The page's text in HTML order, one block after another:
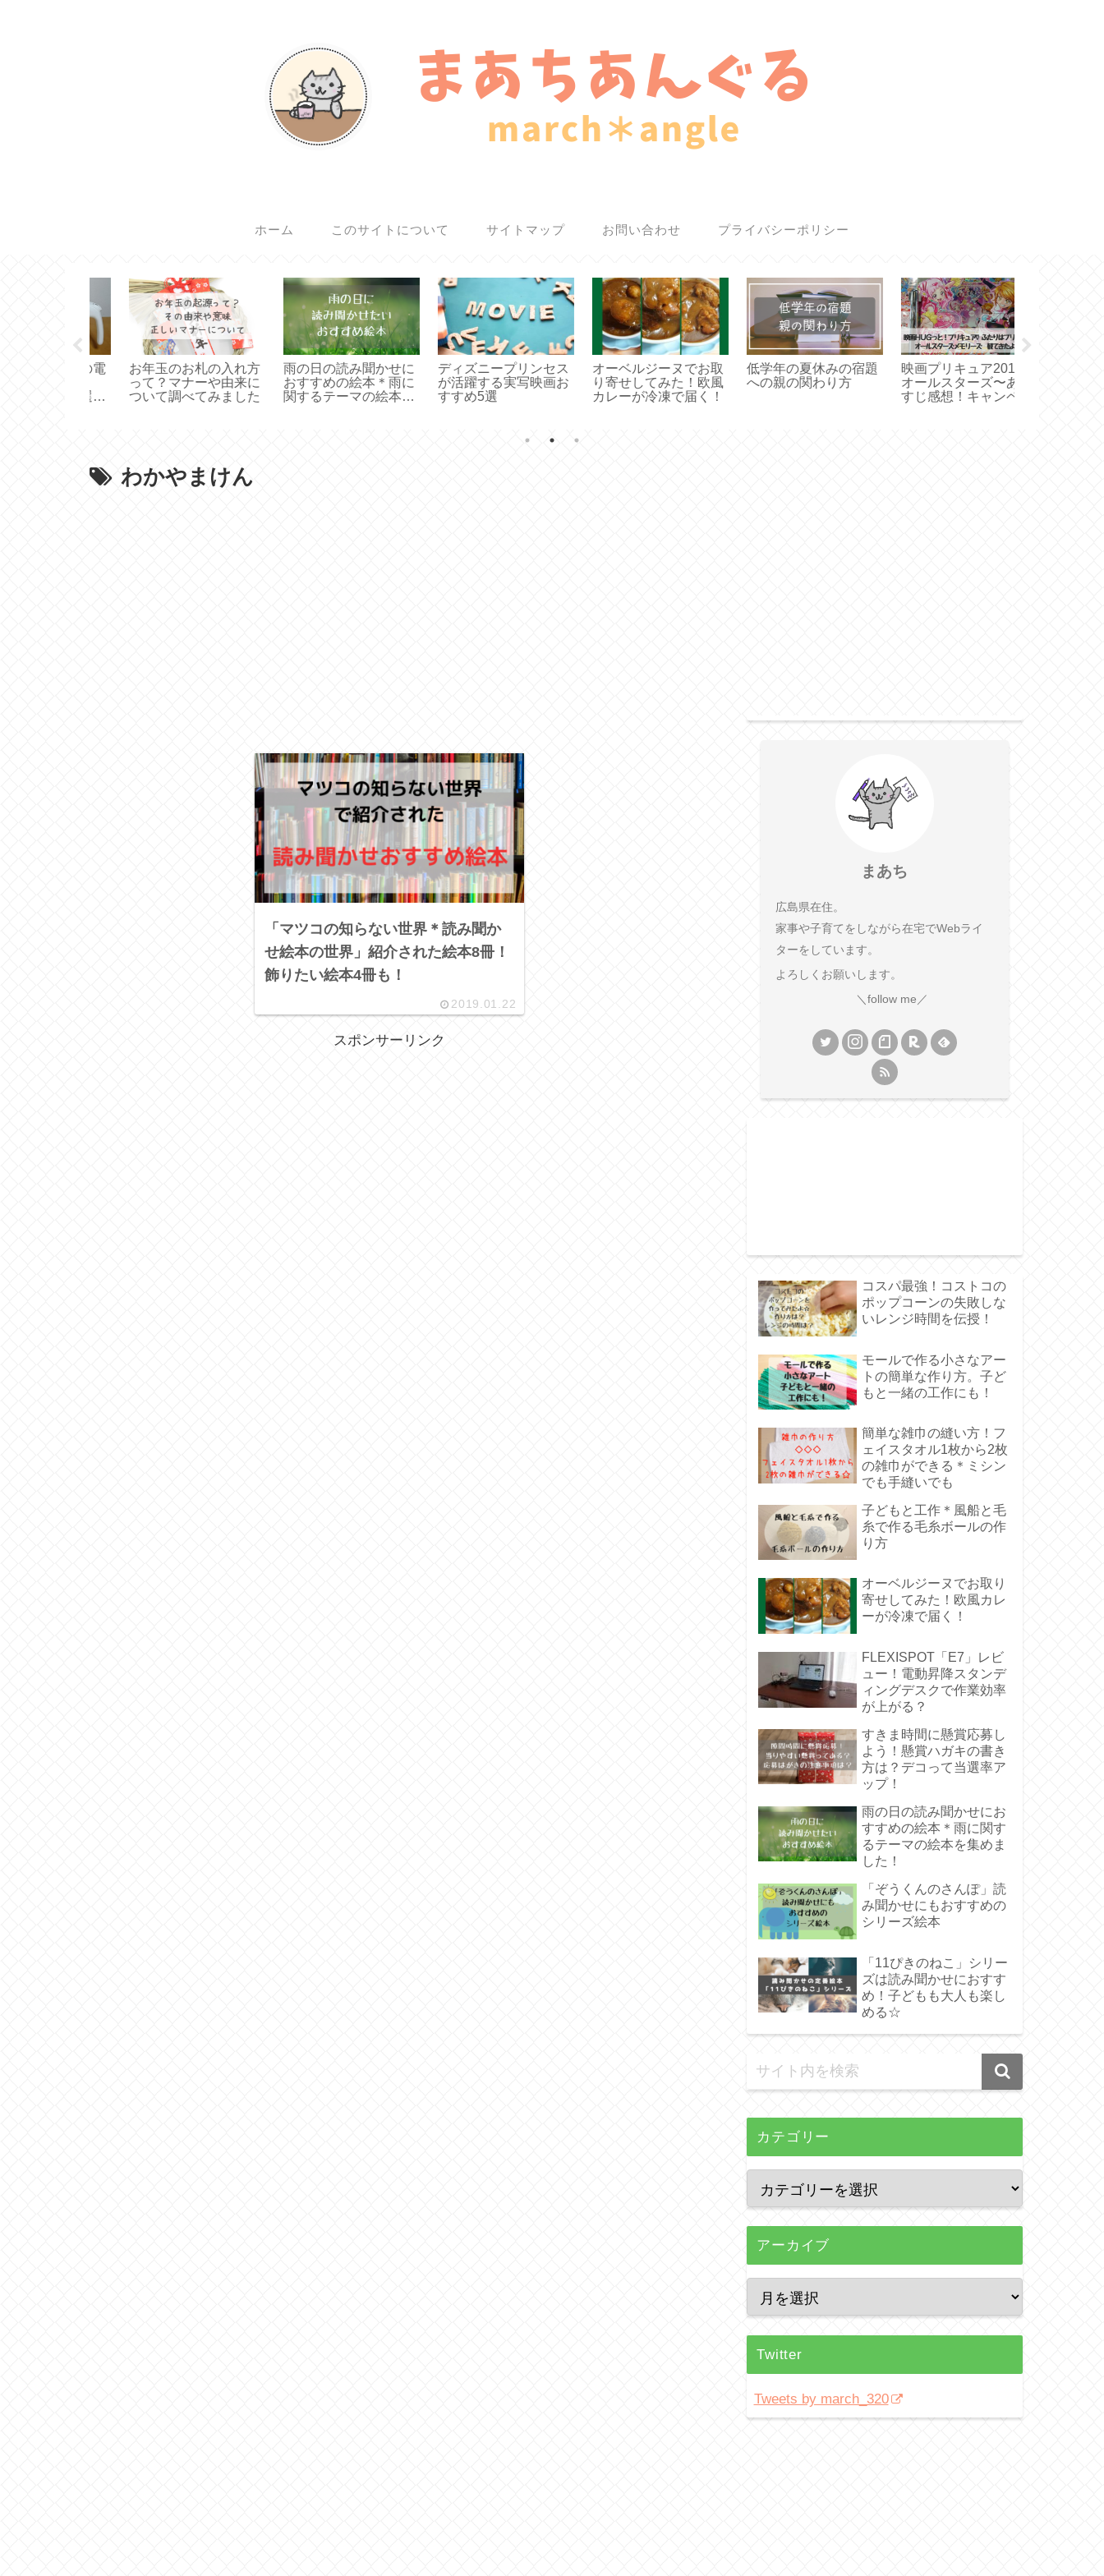
ホーム このサイトについて サイトマップ お問い合わせ プライバシーポリシー
ディズニープリンセス
が活躍する実写映画お
すすめ5選
オーベルジーヌでお取
り寄せしてみた！欧風
カレーが冷凍で届く！
低学年の夏休みの宿題
への親の関わり方
映画プリキュア2018秋
オールスターズ〜あら
すじ感想！キャンペー
選挙の入場整理券を紛
失しても投票できるっ
て知ってた？！
秋の読み聞かせにおす
すめ！秋を感じる絵本
わかやまけん
「マツコの知らない世界＊読み聞か
せ絵本の世界」紹介された絵本8冊！
飾りたい絵本4冊も！
2019.01.22
スポンサーリンク
まあち
広島県在住。
家事や子育てをしながら在宅でWebライ
ターをしています。
よろしくお願いします。
＼follow me／
コスパ最強！コストコの
ポップコーンの失敗しな
いレンジ時間を伝授！
モールで作る小さなアー
トの簡単な作り方。子ど
もと一緒の工作にも！
簡単な雑巾の縫い方！フ
ェイスタオル1枚から2枚
の雑巾ができる＊ミシン
でも手縫いでも
子どもと工作＊風船と毛
糸で作る毛糸ボールの作
り方
オーベルジーヌでお取り
寄せしてみた！欧風カレ
ーが冷凍で届く！
FLEXISPOT「E7」レビ
ュー！電動昇降スタンデ
ィングデスクで作業効率
が上がる？
すきま時間に懸賞応募し
よう！懸賞ハガキの書き
方は？デコって当選率ア
ップ！
雨の日の読み聞かせにお
すすめの絵本＊雨に関す
るテーマの絵本を集めま
した！
「ぞうくんのさんぽ」読
み聞かせにもおすすめの
シリーズ絵本
「11ぴきのねこ」シリー
ズは読み聞かせにおすす
め！子どもも大人も楽し
める☆
カテゴリー
アーカイブ
Twitter
Tweets by march_320